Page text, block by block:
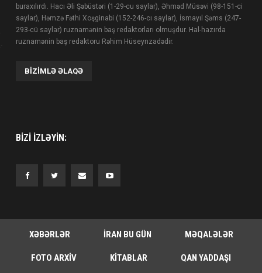
buraxılırdı. Hacı Əli Şəbüstəri (1-29-cu saylar), Əhməd Müsəvi (98-151-ci
saylar), Həmzə Fəthi Xoşginabi (152-246-cı saylar), İsmayıl Şəms (247-
293-cü saylar) ruznamənin baş redaktorları olmuşdur. Hal-hazırda
ruznamənin baş redaktoru Rəhim Hüseynzadədir.
BIZIMLƏ ƏLAQƏ
BIZI IZLƏYIN:
XƏBƏRLƏR İRAN BU GÜN MƏQALƏLƏR
FOTO ARXIV KITABLAR QAN YADDAŞI